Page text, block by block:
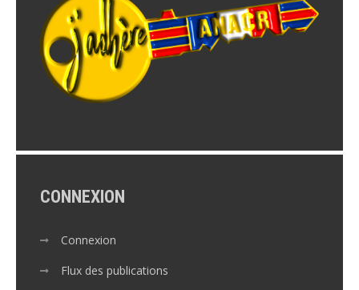
CONNEXION
Connexion
Flux des publications